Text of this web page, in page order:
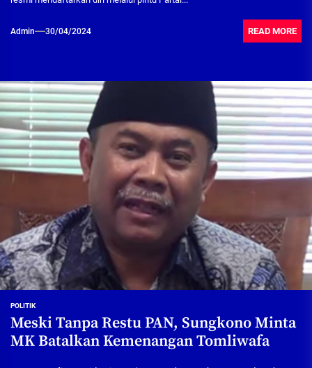
Admin 30/04/2024 READ MORE
POLITIK
Meski Tanpa Restu PAN, Sungkono Minta
MK Batalkan Kemenangan Tomliwafa